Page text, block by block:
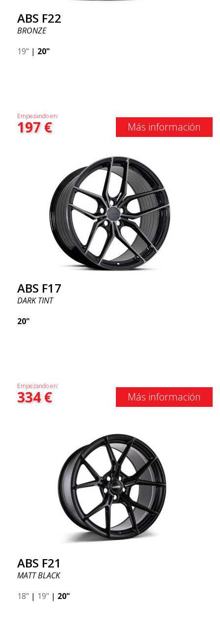
ABS F22
BRONZE
19" | 20"
Empezando en:
197€ Más información
ABS F17
DARK TINT
20"
Empezando en:
334€ Más información
ABS F21
MATT BLACK
18" | 19" | 20"